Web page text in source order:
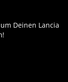
Deinen Lancia